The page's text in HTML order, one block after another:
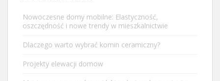
Nowoczesne domy mobilne: Elastyczność,
oszczędność i nowe trendy w mieszkalnictwie
Dlaczego warto wybrać komin ceramiczny?
Projekty elewacji domow